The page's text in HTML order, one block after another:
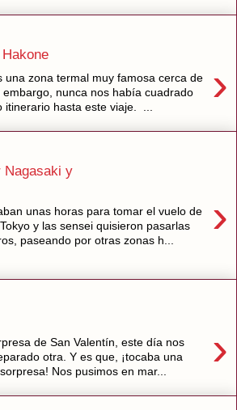
›
una zona termal muy famosa cerca de
embargo, nunca nos había cuadrado
itinerario hasta este viaje. ...
Nagasaki y
›
unas horas para tomar el vuelo de
y las sensei quisieron pasarlas
paseando por otras zonas h...
›
de San Valentín, este día nos
otra. Y es que, ¡tocaba una
Nos pusimos en mar...